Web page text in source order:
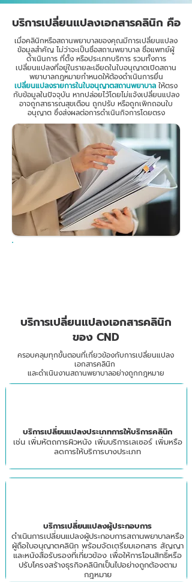
บริการเปลี่ยนแปลงเอกสารคลินิก คือ
เมื่อคลินิกหรือสถานพยาบาลของคุณมีการเปลี่ยนแปลง
ข้อมูลสำคัญ ไม่ว่าจะเป็นชื่อสถานพยาบาล ชื่อแพทย์ผู้
ดำเนินการ ที่ตั้ง หรือประเภทบริการ รวมทั้งการ
เปลี่ยนแปลงที่อยู่ในรายละเอียดในใบอนุญาตเปิดสถาน
พยาบาลกฎหมายกำหนดให้ต้องดำเนินการยื่น
เปลี่ยนแปลงรายการในใบอนุญาตสถานพยาบาล ให้ตรง
กับข้อมูลในปัจจุบัน หากปล่อยไว้โดยไม่แจ้งเปลี่ยนแปลง
อาจถูกสาธารณสุขเตือน ถูกปรับ หรือถูกเพิกถอนใบ
อนุญาต ซึ่งส่งผลต่อการดำเนินกิจการโดยตรง
บริการเปลี่ยนแปลงเอกสารคลินิก
ของ CND
ครอบคลุมทุกขั้นตอนที่เกี่ยวข้องกับการเปลี่ยนแปลง
เอกสารคลินิก
และดำเนินงานสถานพยาบาลอย่างถูกกฎหมาย
บริการเปลี่ยนแปลงประเภทการให้บริการคลินิก
เช่น เพิ่มหัตถการผิวหนัง เพิ่มบริการเลเซอร์ เพิ่มหรือ
ลดการให้บริการบางประเภท
บริการเปลี่ยนแปลงผู้ประกอบการ
ดำเนินการเปลี่ยนแปลงผู้ประกอบการสถานพยาบาลหรือ
ผู้ถือใบอนุญาตคลินิก พร้อมจัดเตรียมเอกสาร สัญญา
และหนังสือรับรองที่เกี่ยวข้อง เพื่อให้การโอนสิทธิ์หรือ
ปรับโครงสร้างธุรกิจคลินิกเป็นไปอย่างถูกต้องตาม
กฎหมาย